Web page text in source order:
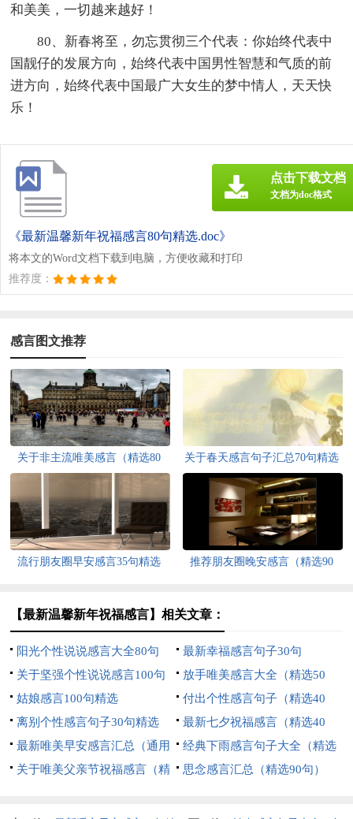
和美美，一切越来越好！
80、新春将至，勿忘贯彻三个代表：你始终代表中
国靓仔的发展方向，始终代表中国男性智慧和气质的前
进方向，始终代表中国最广大女生的梦中情人，天天快
乐！
《最新温馨新年祝福感言80句精选.doc》
将本文的Word文档下载到电脑，方便收藏和打印
推荐度：
点击下载文档
文档为doc格式
感言图文推荐
关于非主流唯美感言（精选80
句）
关于春天感言句子汇总70句精选
流行朋友圈早安感言35句精选
推荐朋友圈晚安感言（精选90
【最新温馨新年祝福感言】相关文章：
阳光个性说说感言大全80句
最新幸福感言句子30句
关于坚强个性说说感言100句
精选
放手唯美感言大全（精选50
句）
姑娘感言100句精选
付出个性感言句子（精选40
句）
离别个性感言句子30句精选
最新七夕祝福感言（精选40
句）
最新唯美早安感言汇总（通用
150句）
经典下雨感言句子大全（精选
60句）
关于唯美父亲节祝福感言（精
思念感言汇总（精选90句）